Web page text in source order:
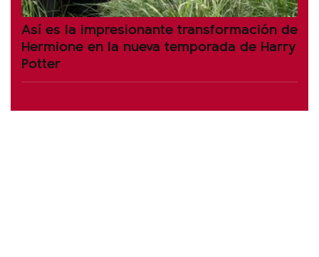
Así es la impresionante transformación de
Hermione en la nueva temporada de Harry
Potter